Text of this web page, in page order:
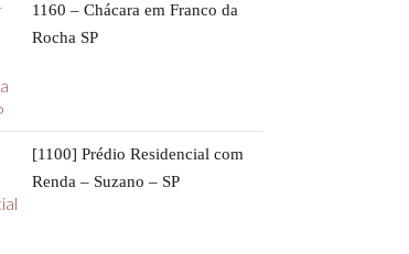
1160 – Chácara em Franco da
Rocha SP
[1100] Prédio Residencial com
Renda – Suzano – SP